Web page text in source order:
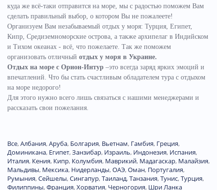
куда же всё-таки отправится на море, мы с радостью поможем Вам
сделать правильный выбор, о котором Вы не пожалеете!
Организуем Вам незабываемый отдых у моря: Турция, Египет,
Кипр, Средиземноморские острова, а также архипелаг в Индийском
и Тихом океанах - всё, что пожелаете. Так же поможем
организовать отличный отдых у моря в Украине.
Отдых на море с Орион-Интур –это всегда заряд ярких эмоций и
впечатлений. Что бы стать счастливым обладателем тура с отдыхом
на море недорого!
Для этого нужно всего лишь связаться с нашими менеджерами и
рассказать свои пожелания.
Все,Албания,Аруба, Болгария, Вьетнам, Гамбия, Греция,
Доминиканa, Египет,Занзибар, Израиль, Индонезия, Испания,
Италия, Кения, Кипр, Колумбия, Маврикий, Мадагаскар, Малайзия,
Мальдивы, Мексика, Нидерланды,ОАЭ,Оман, Португалия,
Румыния,Сейшелы,Сингапур,Таиланд,Танзания,Тунис,Турция,
Филиппины,Франция,Хорватия, Черногория, Шри Ланка